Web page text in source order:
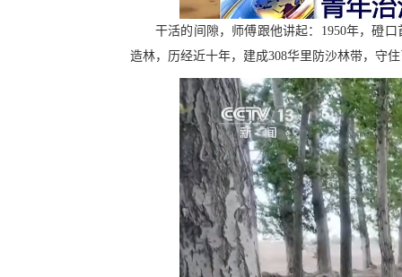
干活的间隙，师傅跟他讲起：1950年，磴
造林，历经近十年，建成308华里防沙林带，守